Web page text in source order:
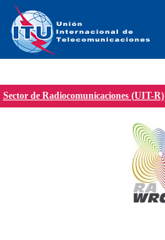
Sector de Radiocomunicaciones (UIT-R)